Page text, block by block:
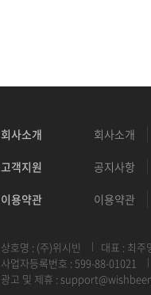
회사소개 회사소개
고객지원 공지사항
이용약관 이용약관
상호명 : (주)위시빈 대표 : 최주
사업자등록번호 : 599-88-01021
광고 및 제휴 :